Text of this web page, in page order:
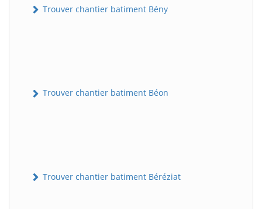
Trouver chantier batiment Bény
Trouver chantier batiment Béon
Trouver chantier batiment Béréziat